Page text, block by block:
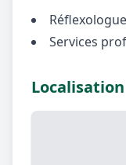
Services
Localisation